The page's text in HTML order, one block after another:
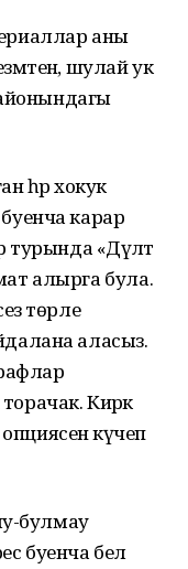
аны
шулай ук
һәр хокук
карар
турында «Дәүләт
алырга була.
төрле
аласыз.
Кирәк
күчеп
булмау
буенча белә